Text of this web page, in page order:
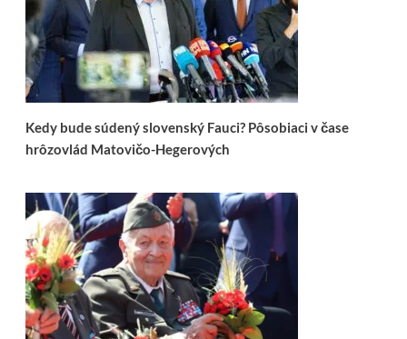
Kedy bude súdený slovenský Fauci? Pôsobiaci v čase
hrôzovlád Matovičo-Hegerových